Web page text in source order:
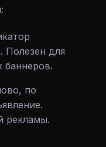
Полезен для
баннеров.
по
рекламы.